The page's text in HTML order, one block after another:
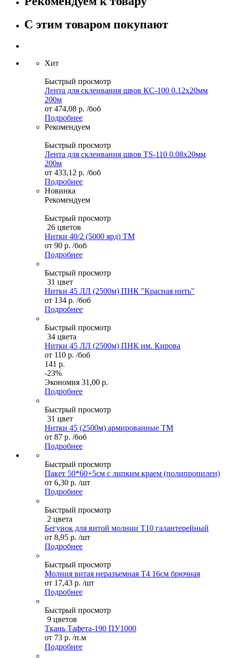
С этим товаром покупают
Хит
Быстрый просмотр
Лента для склеивания швов КС-100 0.12х20мм
200м
от 474,08 р. /боб
Подробнее
Рекомендуем
Быстрый просмотр
Лента для склеивания швов TS-110 0.08х20мм
200м
от 433,12 р. /боб
Подробнее
Новинка
Рекомендуем
Быстрый просмотр
26 цветов
Нитки 40/2 (5000 ярд) ТМ
от 90 р. /боб
Подробнее
Быстрый просмотр
31 цвет
Нитки 45 ЛЛ (2500м) ПНК "Красная нить"
от 134 р. /боб
Подробнее
Быстрый просмотр
34 цвета
Нитки 45 ЛЛ (2500м) ПНК им. Кирова
от 110 р. /боб
141 р.
-23%
Экономия 31,00 р.
Подробнее
Быстрый просмотр
31 цвет
Нитки 45 (2500м) армированные ТМ
от 87 р. /боб
Подробнее
Быстрый просмотр
Пакет 50*60+5см с липким краем (полипропилен)
от 6,30 р. /шт
Подробнее
Быстрый просмотр
2 цвета
Бегунок для витой молнии Т10 галантерейный
от 8,95 р. /шт
Подробнее
Быстрый просмотр
Молния витая неразъемная Т4 16см брючная
от 17,43 р. /шт
Подробнее
Быстрый просмотр
9 цветов
Ткань Тафета-190 ПУ1000
от 73 р. /п.м
Подробнее